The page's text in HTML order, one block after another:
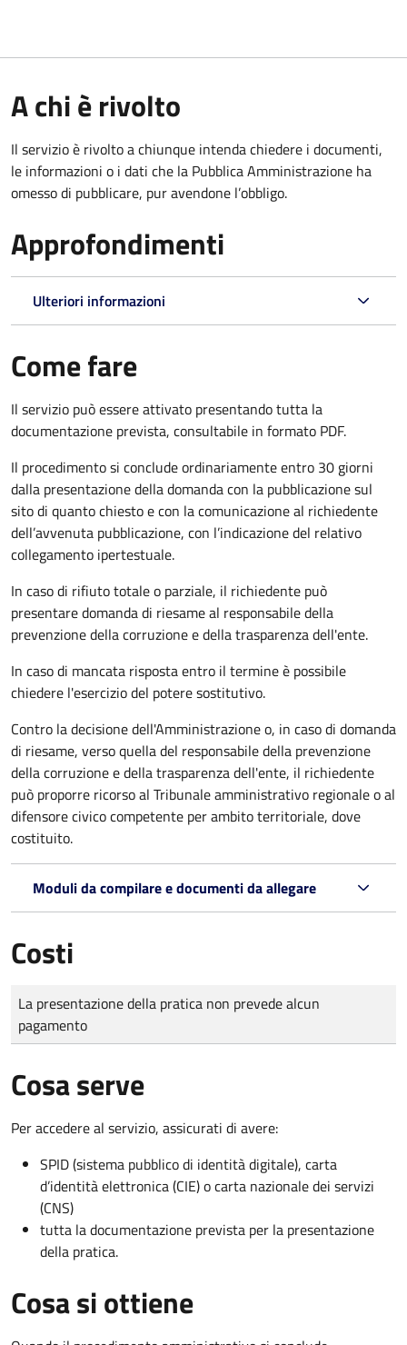
A chi è rivolto
Il servizio è rivolto a chiunque intenda chiedere i documenti,
le informazioni o i dati che la Pubblica Amministrazione ha
omesso di pubblicare, pur avendone l’obbligo.
Approfondimenti
Ulteriori informazioni
Come fare
Il servizio può essere attivato presentando tutta la
documentazione prevista, consultabile in formato PDF.
Il procedimento si conclude ordinariamente entro 30 giorni
dalla presentazione della domanda con la pubblicazione sul
sito di quanto chiesto e con la comunicazione al richiedente
dell’avvenuta pubblicazione, con l’indicazione del relativo
collegamento ipertestuale.
In caso di rifiuto totale o parziale, il richiedente può
presentare domanda di riesame al responsabile della
prevenzione della corruzione e della trasparenza dell'ente.
In caso di mancata risposta entro il termine è possibile
chiedere l'esercizio del potere sostitutivo.
Contro la decisione dell'Amministrazione o, in caso di domanda
di riesame, verso quella del responsabile della prevenzione
della corruzione e della trasparenza dell'ente, il richiedente
può proporre ricorso al Tribunale amministrativo regionale o al
difensore civico competente per ambito territoriale, dove
costituito.
Moduli da compilare e documenti da allegare
Costi
Tipo di pagamento
Importo
La presentazione della pratica non prevede alcun
pagamento
Cosa serve
Per accedere al servizio, assicurati di avere:
SPID (sistema pubblico di identità digitale), carta
d’identità elettronica (CIE) o carta nazionale dei servizi
(CNS)
tutta la documentazione prevista per la presentazione
della pratica.
Cosa si ottiene